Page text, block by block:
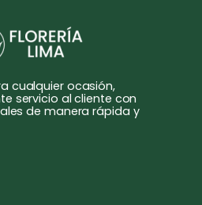
cualquier ocasión,
servicio al cliente con
de manera rápida y